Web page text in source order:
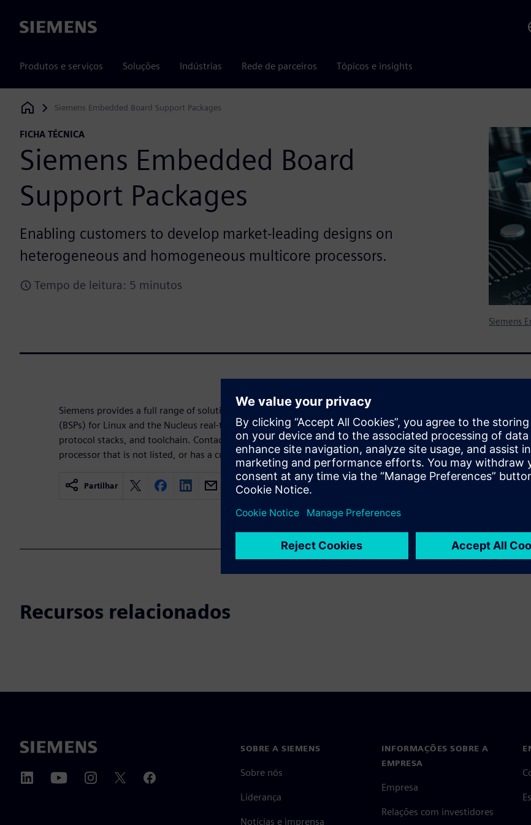
Siemens
Produtos e serviços Soluções Indústrias Rede de parceiros Tópicos e insights
Siemens Digital Industries Software
Siemens Embedded Board Support Packages
FICHA TÉCNICA
Siemens Embedded Board
Support Packages
Enabling customers to develop market-leading designs on
heterogeneous and homogeneous multicore processors.
Tempo de leitura: 5 minutos
Siemens
Siemens provides a full range of solutions including board support packages
(BSPs) for Linux and the Nucleus real-time operating system, middleware,
protocol stacks, and toolchain. Contact us If you are seeking support for a
processor that is not listed, or has a custom architecture requirement.
Partilhar
Recursos relacionados
SOBRE A SIEMENS
Sobre nós
Liderança
Notícias e imprensa
INFORMAÇÕES SOBRE A
EMPRESA
Empresa
Relações com investidores